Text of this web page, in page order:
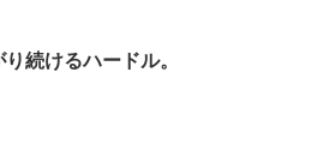
り続けるハードル。